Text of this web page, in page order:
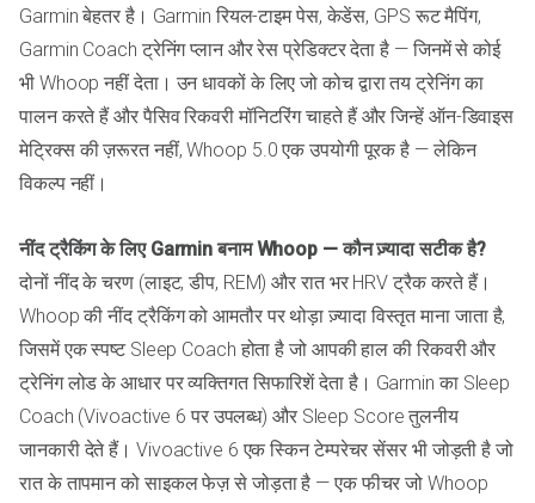
Garmin बेहतर है। Garmin रियल-टाइम पेस, केडेंस, GPS रूट मैपिंग,
Garmin Coach ट्रेनिंग प्लान और रेस प्रेडिक्टर देता है — जिनमें से कोई
भी Whoop नहीं देता। उन धावकों के लिए जो कोच द्वारा तय ट्रेनिंग का
पालन करते हैं और पैसिव रिकवरी मॉनिटरिंग चाहते हैं और जिन्हें ऑन-डिवाइस
मेट्रिक्स की ज़रूरत नहीं, Whoop 5.0 एक उपयोगी पूरक है — लेकिन
विकल्प नहीं।
नींद ट्रैकिंग के लिए Garmin बनाम Whoop — कौन ज़्यादा सटीक है?
दोनों नींद के चरण (लाइट, डीप, REM) और रात भर HRV ट्रैक करते हैं।
Whoop की नींद ट्रैकिंग को आमतौर पर थोड़ा ज़्यादा विस्तृत माना जाता है,
जिसमें एक स्पष्ट Sleep Coach होता है जो आपकी हाल की रिकवरी और
ट्रेनिंग लोड के आधार पर व्यक्तिगत सिफारिशें देता है। Garmin का Sleep
Coach (Vivoactive 6 पर उपलब्ध) और Sleep Score तुलनीय
जानकारी देते हैं। Vivoactive 6 एक स्किन टेम्परेचर सेंसर भी जोड़ती है जो
रात के तापमान को साइकल फेज़ से जोड़ता है — एक फीचर जो Whoop